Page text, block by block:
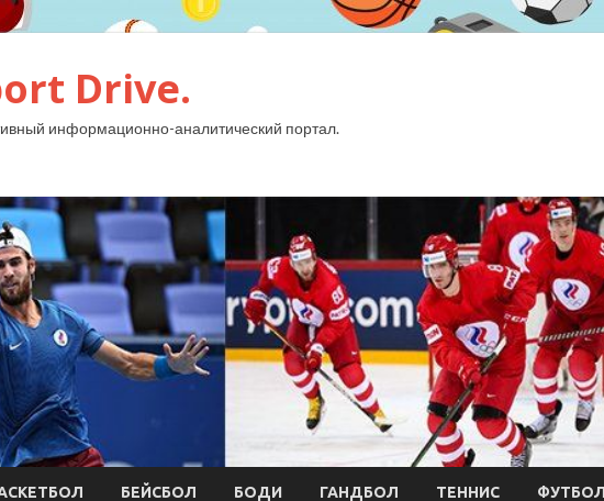
Drive.
информационно-аналитический портал.
БЕЙСБОЛ БОДИ ГАНДБОЛ ТЕННИС ФУТБОЛ